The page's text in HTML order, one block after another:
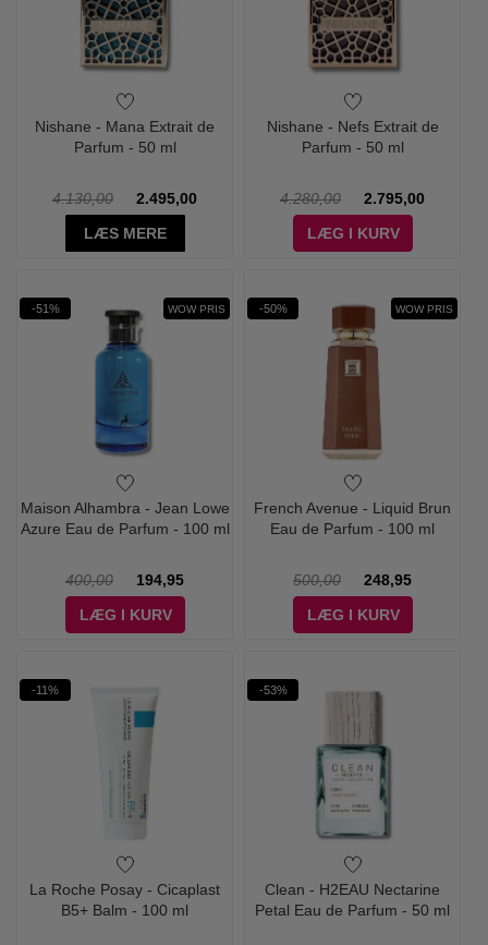
Nishane - Mana Extrait de
Parfum - 50 ml
4.130,00
2.495,00
LÆS MERE
Nishane - Nefs Extrait de
Parfum - 50 ml
4.280,00
2.795,00
LÆG I KURV
-51% WOW PRIS
Maison Alhambra - Jean Lowe
Azure Eau de Parfum - 100 ml
400,00
194,95
LÆG I KURV
-50% WOW PRIS
French Avenue - Liquid Brun
Eau de Parfum - 100 ml
500,00
248,95
LÆG I KURV
-11%
La Roche Posay - Cicaplast
B5+ Balm - 100 ml
-53%
Clean - H2EAU Nectarine
Petal Eau de Parfum - 50 ml